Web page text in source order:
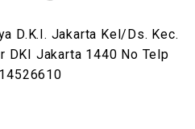
D.K.I. Jakarta Kel/Ds. Kec.
DKI Jakarta 1440 No Telp